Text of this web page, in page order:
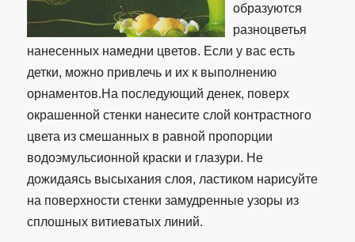
образуются
разноцветья
нанесенных намедни цветов. Если у вас есть
детки, можно привлечь и их к выполнению
орнаментов.На последующий денек, поверх
окрашенной стенки нанесите слой контрастного
цвета из смешанных в равной пропорции
водоэмульсионной краски и глазури. Не
дожидаясь высыхания слоя, ластиком нарисуйте
на поверхности стенки замудренные узоры из
сплошных витиеватых линий.